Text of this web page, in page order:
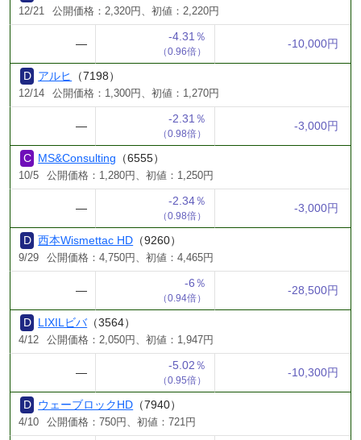
12/21 公開価格：2,320円、初値：2,220円
―
-4.31％
（0.96倍）
-10,000円
アルヒ （7198）
12/14 公開価格：1,300円、初値：1,270円
―
-2.31％
（0.98倍）
-3,000円
MS&Consulting （6555）
10/5 公開価格：1,280円、初値：1,250円
―
-2.34％
（0.98倍）
-3,000円
西本Wismettac HD （9260）
9/29 公開価格：4,750円、初値：4,465円
―
-6％
（0.94倍）
-28,500円
LIXILビバ（3564）
4/12 公開価格：2,050円、初値：1,947円
―
-5.02％
（0.95倍）
-10,300円
ウェーブロックHD （7940）
4/10 公開価格：750円、初値：721円